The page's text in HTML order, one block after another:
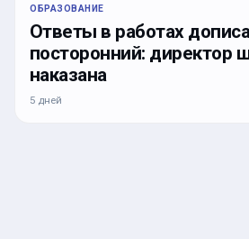
ОБРАЗОВАНИЕ
Ответы в работах
посторонний: директор
наказана
5 дней